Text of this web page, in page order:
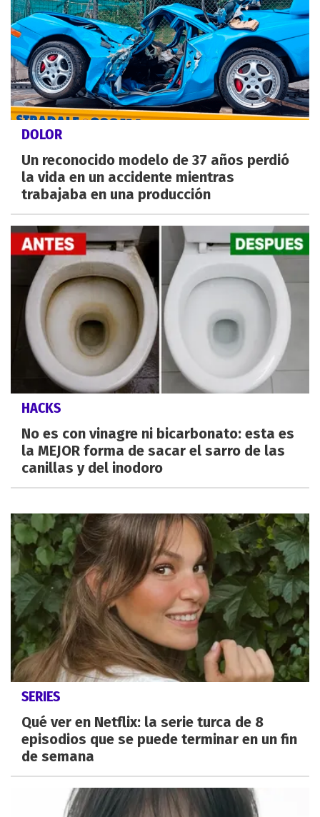
DOLOR
Un reconocido modelo de 37 años perdió
la vida en un accidente mientras
trabajaba en una producción
HACKS
No es con vinagre ni bicarbonato: esta es
la MEJOR forma de sacar el sarro de las
canillas y del inodoro
SERIES
Qué ver en Netflix: la serie turca de 8
episodios que se puede terminar en un fin
de semana